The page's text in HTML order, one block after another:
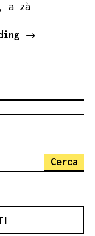
a zà
Il
presenta
→